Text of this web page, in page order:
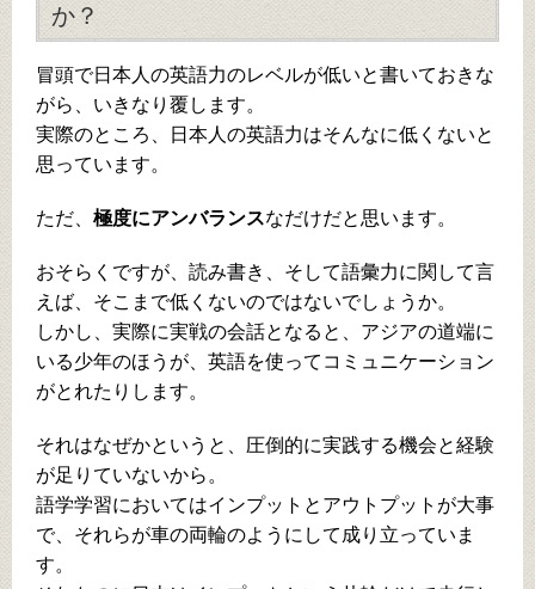
か？
冒頭で日本人の英語力のレベルが低いと書いておきな
がら、いきなり覆します。
実際のところ、日本人の英語力はそんなに低くないと
思っています。
ただ、 極度にアンバランスなだけだと思います。
おそらくですが、読み書き、そして語彙力に関して言
えば、そこまで低くないのではないでしょうか。
しかし、実際に実戦の会話となると、アジアの道端に
いる少年のほうが、英語を使ってコミュニケーション
がとれたりします。
それはなぜかというと、圧倒的に実践する機会と経験
が足りていないから。
語学学習においてはインプットとアウトプットが大事
で、それらが車の両輪のようにして成り立っていま
す。